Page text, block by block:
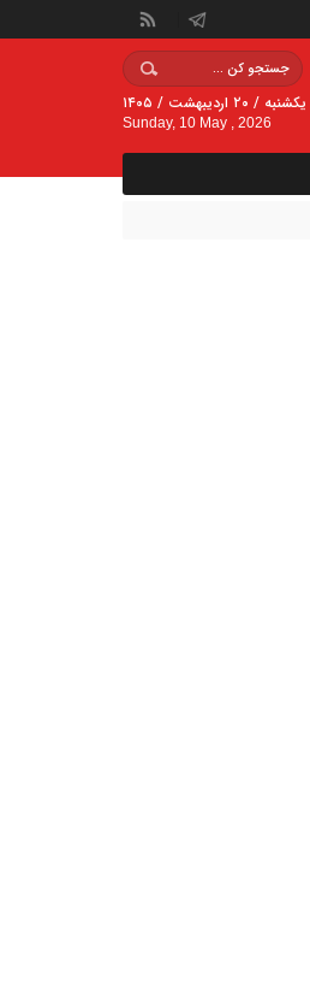
یکشنبه / ۲۰ اردیبهشت / ۱۴۰۵
Sunday, 10 May , 2026